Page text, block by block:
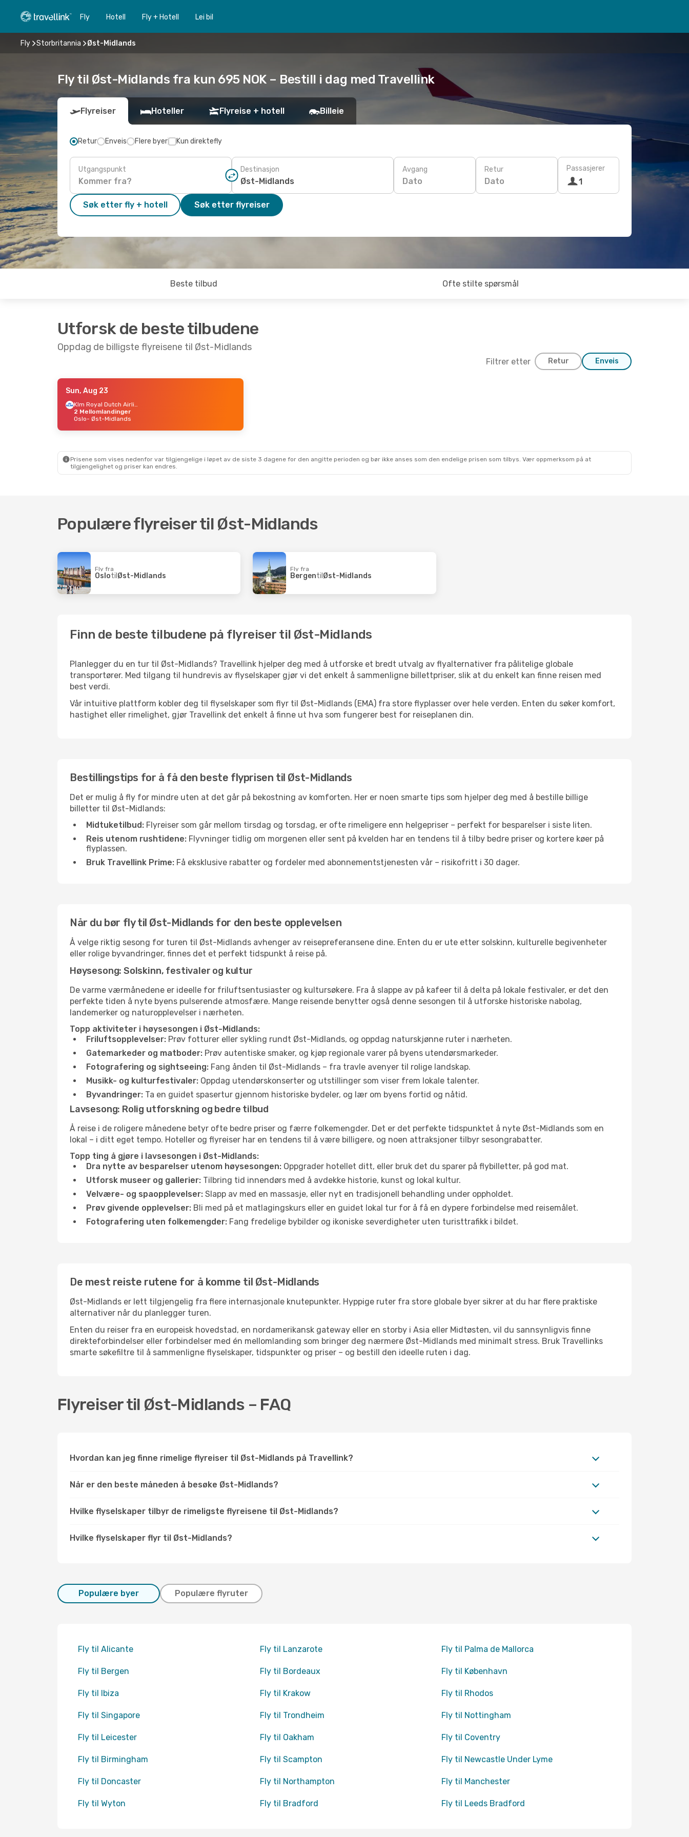
Fly Hotell Fly + Hotell Lei bil
Fly Storbritannia Øst-Midlands
Fly til Øst-Midlands fra kun 695 NOK – Bestill i dag med Travellink
Flyreiser Hoteller Flyreise + hotell Billeie
Retur Enveis Flere byer Kun direktefly
Utgangspunkt Destinasjon Avgang
Dato
Retur
Dato
Passasjerer
1
Søk etter fly + hotell Søk etter flyreiser
Beste tilbud Ofte stilte spørsmål
Utforsk de beste tilbudene
Oppdag de billigste flyreisene til Øst-Midlands
Filtrer etter Retur Enveis
- Thu, Sep 10
- Øst-Midlands
Direkte
Direkte
Sun, Aug 23
Klm Royal Dutch Airlines
2 Mellomlandinger
Oslo- Øst-Midlands
Prisene som vises nedenfor var tilgjengelige i løpet av de siste 3 dagene for den angitte perioden og bør ikke anses som den endelige prisen som tilbys. Vær oppmerksom på at
tilgjengelighet og priser kan endres.
Populære flyreiser til Øst-Midlands
Fly fra
Oslotil Øst-Midlands
Fly fra
Bergentil Øst-Midlands
Finn de beste tilbudene på flyreiser til Øst-Midlands
Planlegger du en tur til Øst-Midlands? Travellink hjelper deg med å utforske et bredt utvalg av flyalternativer fra pålitelige globale
transportører. Med tilgang til hundrevis av flyselskaper gjør vi det enkelt å sammenligne billettpriser, slik at du enkelt kan finne reisen med
best verdi.
Vår intuitive plattform kobler deg til flyselskaper som flyr til Øst-Midlands (EMA) fra store flyplasser over hele verden. Enten du søker komfort,
hastighet eller rimelighet, gjør Travellink det enkelt å finne ut hva som fungerer best for reiseplanen din.
Bestillingstips for å få den beste flyprisen til Øst-Midlands
Det er mulig å fly for mindre uten at det går på bekostning av komforten. Her er noen smarte tips som hjelper deg med å bestille billige
billetter til Øst-Midlands:
Midtuketilbud: Flyreiser som går mellom tirsdag og torsdag, er ofte rimeligere enn helgepriser – perfekt for besparelser i siste liten.
Reis utenom rushtidene: Flyvninger tidlig om morgenen eller sent på kvelden har en tendens til å tilby bedre priser og kortere køer på
flyplassen.
Bruk Travellink Prime: Få eksklusive rabatter og fordeler med abonnementstjenesten vår – risikofritt i 30 dager.
Når du bør fly til Øst-Midlands for den beste opplevelsen
Å velge riktig sesong for turen til Øst-Midlands avhenger av reisepreferansene dine. Enten du er ute etter solskinn, kulturelle begivenheter
eller rolige byvandringer, finnes det et perfekt tidspunkt å reise på.
Høysesong: Solskinn, festivaler og kultur
De varme værmånedene er ideelle for friluftsentusiaster og kultursøkere. Fra å slappe av på kafeer til å delta på lokale festivaler, er det den
perfekte tiden å nyte byens pulserende atmosfære. Mange reisende benytter også denne sesongen til å utforske historiske nabolag,
landemerker og naturopplevelser i nærheten.
Topp aktiviteter i høysesongen i Øst-Midlands:
Friluftsopplevelser: Prøv fotturer eller sykling rundt Øst-Midlands, og oppdag naturskjønne ruter i nærheten.
Gatemarkeder og matboder: Prøv autentiske smaker, og kjøp regionale varer på byens utendørsmarkeder.
Fotografering og sightseeing: Fang ånden til Øst-Midlands – fra travle avenyer til rolige landskap.
Musikk- og kulturfestivaler: Oppdag utendørskonserter og utstillinger som viser frem lokale talenter.
Byvandringer: Ta en guidet spasertur gjennom historiske bydeler, og lær om byens fortid og nåtid.
Lavsesong: Rolig utforskning og bedre tilbud
Å reise i de roligere månedene betyr ofte bedre priser og færre folkemengder. Det er det perfekte tidspunktet å nyte Øst-Midlands som en
lokal – i ditt eget tempo. Hoteller og flyreiser har en tendens til å være billigere, og noen attraksjoner tilbyr sesongrabatter.
Topp ting å gjøre i lavsesongen i Øst-Midlands:
Dra nytte av besparelser utenom høysesongen: Oppgrader hotellet ditt, eller bruk det du sparer på flybilletter, på god mat.
Utforsk museer og gallerier: Tilbring tid innendørs med å avdekke historie, kunst og lokal kultur.
Velvære- og spaopplevelser: Slapp av med en massasje, eller nyt en tradisjonell behandling under oppholdet.
Prøv givende opplevelser: Bli med på et matlagingskurs eller en guidet lokal tur for å få en dypere forbindelse med reisemålet.
Fotografering uten folkemengder: Fang fredelige bybilder og ikoniske severdigheter uten turisttrafikk i bildet.
De mest reiste rutene for å komme til Øst-Midlands
Øst-Midlands er lett tilgjengelig fra flere internasjonale knutepunkter. Hyppige ruter fra store globale byer sikrer at du har flere praktiske
alternativer når du planlegger turen.
Enten du reiser fra en europeisk hovedstad, en nordamerikansk gateway eller en storby i Asia eller Midtøsten, vil du sannsynligvis finne
direkteforbindelser eller forbindelser med én mellomlanding som bringer deg nærmere Øst-Midlands med minimalt stress. Bruk Travellinks
smarte søkefiltre til å sammenligne flyselskaper, tidspunkter og priser – og bestill den ideelle ruten i dag.
Flyreiser til Øst-Midlands – FAQ
Hvordan kan jeg finne rimelige flyreiser til Øst-Midlands på Travellink?
Når er den beste måneden å besøke Øst-Midlands?
Hvilke flyselskaper tilbyr de rimeligste flyreisene til Øst-Midlands?
Hvilke flyselskaper flyr til Øst-Midlands?
Populære byer Populære flyruter
Fly til Alicante Fly til Lanzarote Fly til Palma de Mallorca
Fly til Bergen Fly til Bordeaux Fly til København
Fly til Ibiza Fly til Krakow Fly til Rhodos
Fly til Singapore Fly til Trondheim Fly til Nottingham
Fly til Leicester Fly til Oakham Fly til Coventry
Fly til Birmingham Fly til Scampton Fly til Newcastle Under Lyme
Fly til Doncaster Fly til Northampton Fly til Manchester
Fly til Wyton Fly til Bradford Fly til Leeds Bradford